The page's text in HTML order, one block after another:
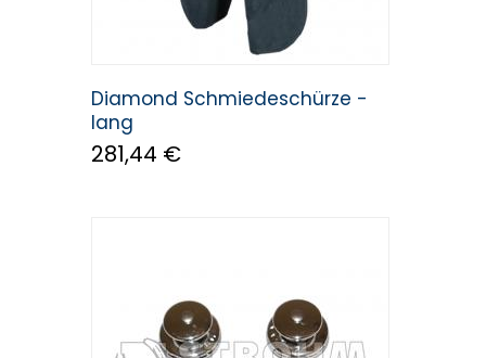
Diamond Schmiedeschürze -
lang
281,44 €